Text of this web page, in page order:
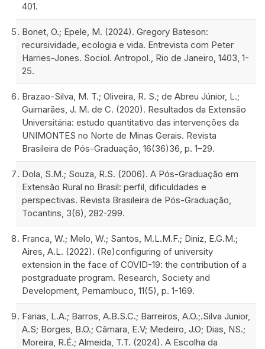
401.
Bonet, O.; Epele, M. (2024). Gregory Bateson:
recursividade, ecologia e vida. Entrevista com Peter
Harries-Jones. Sociol. Antropol., Rio de Janeiro, 1403, 1-
25.
Brazao-Silva, M. T.; Oliveira, R. S.; de Abreu Júnior, L.;
Guimarães, J. M. de C. (2020). Resultados da Extensão
Universitária: estudo quantitativo das intervenções da
UNIMONTES no Norte de Minas Gerais. Revista
Brasileira de Pós-Graduação, 16(36)36, p. 1–29.
Dola, S.M.; Souza, R.S. (2006). A Pós-Graduação em
Extensão Rural no Brasil: perfil, dificuldades e
perspectivas. Revista Brasileira de Pós-Graduação,
Tocantins, 3(6), 282-299.
Franca, W.; Melo, W.; Santos, M.L.M.F.; Diniz, E.G.M.;
Aires, A.L. (2022). (Re)configuring of university
extension in the face of COVID-19: the contribution of a
postgraduate program. Research, Society and
Development, Pernambuco, 11(5), p. 1-169.
Farias, L.A.; Barros, A.B.S.C.; Barreiros, A.O.;.Silva Junior,
A.S; Borges, B.O.; Câmara, E.V; Medeiro, J.O; Dias, NS.;
Moreira, R.É.; Almeida, T.T. (2024). A Escolha da